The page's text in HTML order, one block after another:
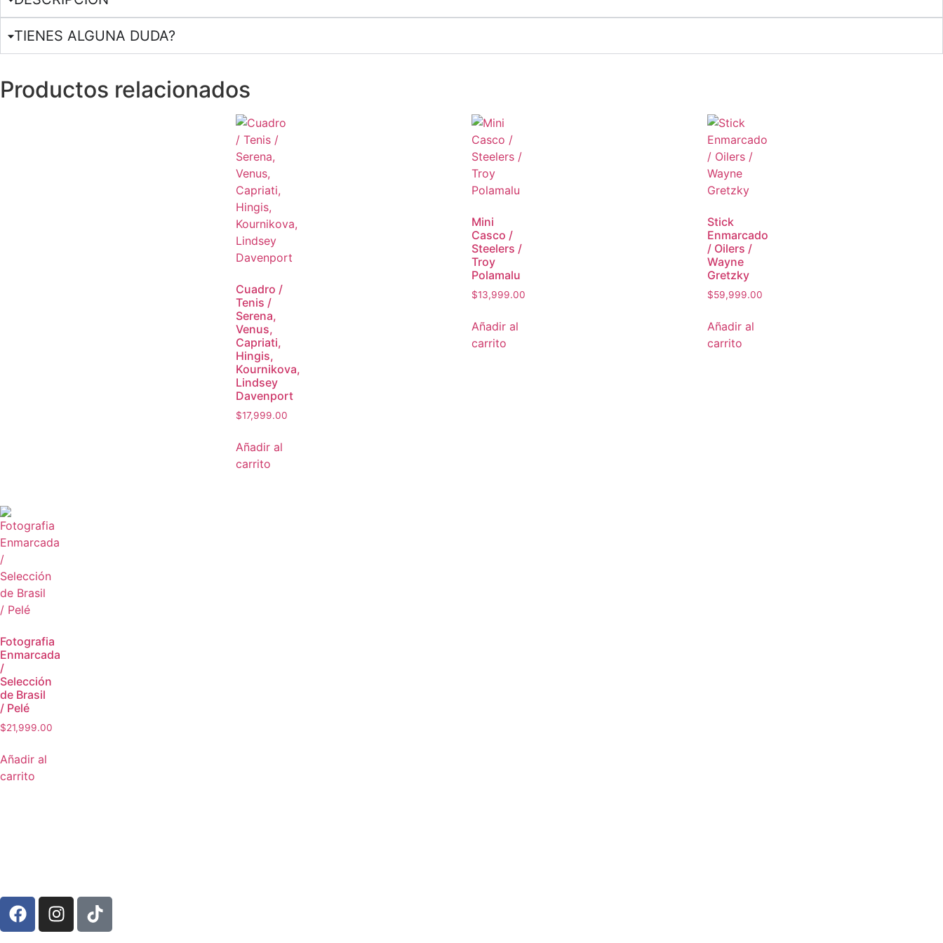
TIENES ALGUNA DUDA?
BANNER CON PROMOCIONES 1
Productos relacionados
Cuadro /
Tenis /
Serena,
Venus,
Capriati,
Hingis,
Kournikova,
Lindsey
Davenport
$17,999.00
Añadir al
carrito
Mini
Casco /
Steelers /
Troy
Polamalu
$13,999.00
Añadir al
carrito
Stick
Enmarcado
/ Oilers /
Wayne
Gretzky
$59,999.00
Añadir al
carrito
Fotografia
Enmarcada
/
Selección
de Brasil
/ Pelé
$21,999.00
Añadir al
carrito